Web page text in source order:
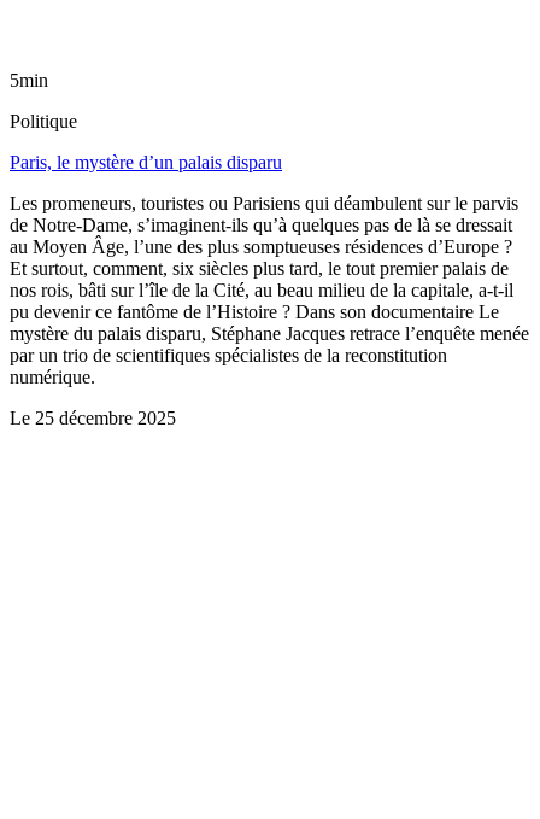
5min
Politique
Paris, le mystère d’un palais disparu
Les promeneurs, touristes ou Parisiens qui déambulent sur le parvis
de Notre-Dame, s’imaginent-ils qu’à quelques pas de là se dressait
au Moyen Âge, l’une des plus somptueuses résidences d’Europe ?
Et surtout, comment, six siècles plus tard, le tout premier palais de
nos rois, bâti sur l’île de la Cité, au beau milieu de la capitale, a-t-il
pu devenir ce fantôme de l’Histoire ? Dans son documentaire Le
mystère du palais disparu, Stéphane Jacques retrace l’enquête menée
par un trio de scientifiques spécialistes de la reconstitution
numérique.
Le 25 décembre 2025